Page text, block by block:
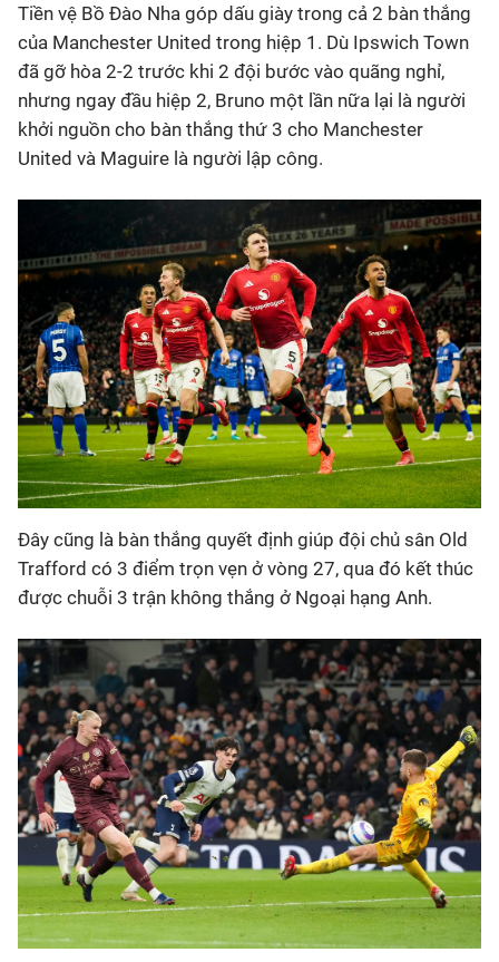
Tiền vệ Bồ Đào Nha góp dấu giày trong cả 2 bàn thắng
của Manchester United trong hiệp 1. Dù Ipswich Town
đã gỡ hòa 2-2 trước khi 2 đội bước vào quãng nghỉ,
nhưng ngay đầu hiệp 2, Bruno một lần nữa lại là người
khởi nguồn cho bàn thắng thứ 3 cho Manchester
United và Maguire là người lập công.
Đây cũng là bàn thắng quyết định giúp đội chủ sân Old
Trafford có 3 điểm trọn vẹn ở vòng 27, qua đó kết thúc
được chuỗi 3 trận không thắng ở Ngoại hạng Anh.